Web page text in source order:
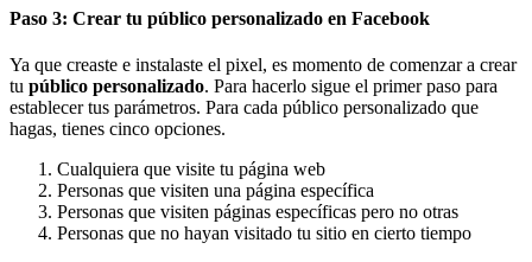
Paso 3: Crear tu público personalizado en Facebook
Ya que creaste e instalaste el pixel, es momento de comenzar a crear
tu público personalizado. Para hacerlo sigue el primer paso para
establecer tus parámetros. Para cada público personalizado que
hagas, tienes cinco opciones.
Cualquiera que visite tu página web
Personas que visiten una página específica
Personas que visiten páginas específicas pero no otras
Personas que no hayan visitado tu sitio en cierto tiempo